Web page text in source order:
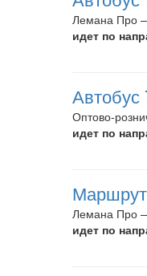
Лемана Про
идет по
Автобус
Оптово-
идет по
Лемана Про
идет по